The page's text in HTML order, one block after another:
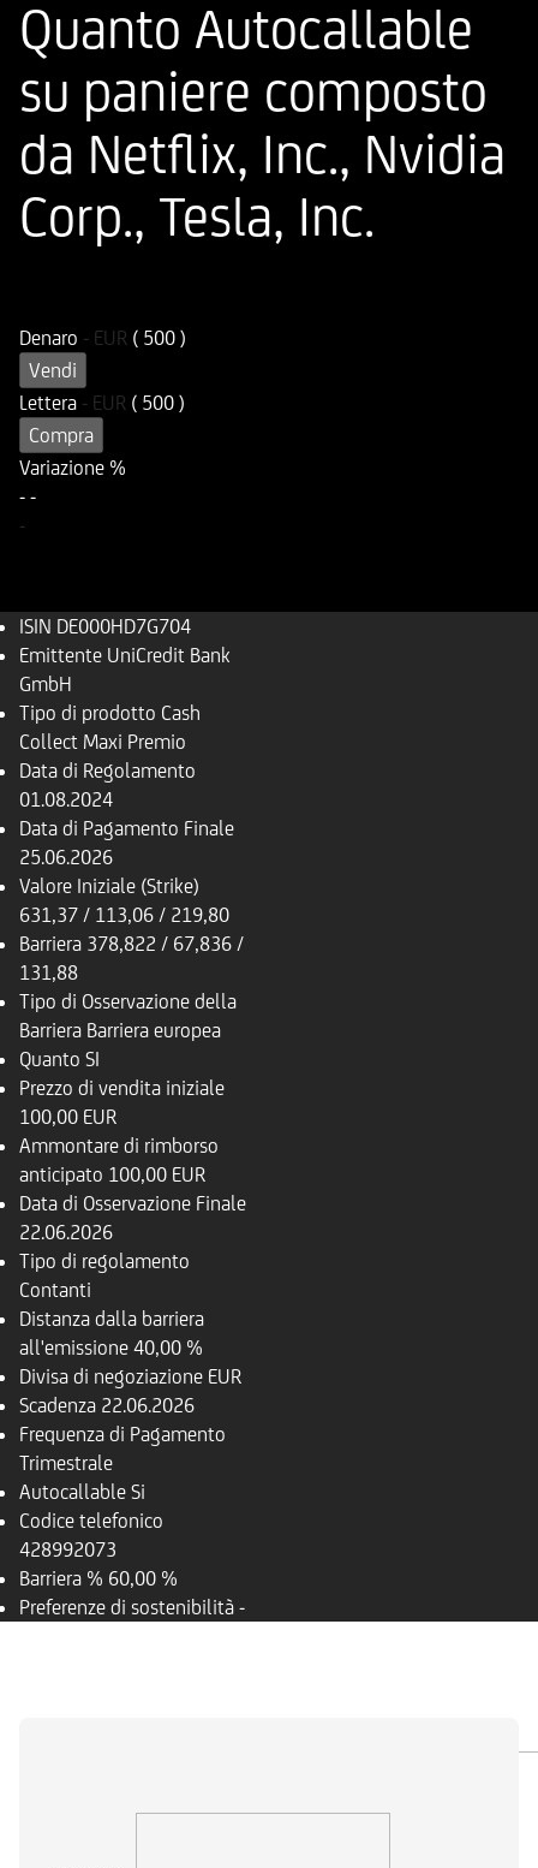
Quanto Autocallable
su paniere composto
da Netflix, Inc., Nvidia
Corp., Tesla, Inc.
Denaro - EUR ( 500 )
Vendi
Lettera - EUR ( 500 )
Compra
Variazione %
- -
-
ISIN DE000HD7G704
Emittente UniCredit Bank
GmbH
Tipo di prodotto Cash
Collect Maxi Premio
Data di Regolamento
01.08.2024
Data di Pagamento Finale
25.06.2026
Valore Iniziale (Strike)
631,37 / 113,06 / 219,80
Barriera 378,822 / 67,836 /
131,88
Tipo di Osservazione della
Barriera Barriera europea
Quanto SI
Prezzo di vendita iniziale
100,00 EUR
Ammontare di rimborso
anticipato 100,00 EUR
Data di Osservazione Finale
22.06.2026
Tipo di regolamento
Contanti
Distanza dalla barriera
all'emissione 40,00 %
Divisa di negoziazione EUR
Scadenza 22.06.2026
Frequenza di Pagamento
Trimestrale
Autocallable Si
Codice telefonico
428992073
Barriera % 60,00 %
Preferenze di sostenibilità -